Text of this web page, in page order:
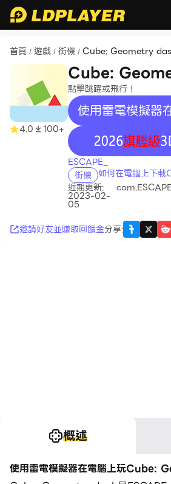
首頁 / 遊戲 / 街機 / Cube: Geometry
4.0 100+
Cube:
點擊跳躍或飛行！
使用雷電模擬器
recommend
ESCAPE_
街機 如何在電腦上下
近期更新:
2023-02-
05
邀請好友並賺取回饋金分享:
概述
使用雷電模擬器在電腦上玩Cube: